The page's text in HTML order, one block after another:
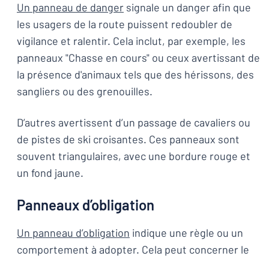
Un panneau de danger signale un danger afin que
les usagers de la route puissent redoubler de
vigilance et ralentir. Cela inclut, par exemple, les
panneaux "Chasse en cours" ou ceux avertissant de
la présence d'animaux tels que des hérissons, des
sangliers ou des grenouilles.
D’autres avertissent d’un passage de cavaliers ou
de pistes de ski croisantes. Ces panneaux sont
souvent triangulaires, avec une bordure rouge et
un fond jaune.
Panneaux d’obligation
Un panneau d’obligation indique une règle ou un
comportement à adopter. Cela peut concerner le